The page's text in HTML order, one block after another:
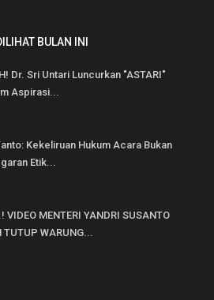
BULAN INI
Dr. Sri Untari Luncurkan "ASTARI"
Aspirasi...
Kekeliruan Hukum Acara Bukan
Etik...
VIDEO MENTERI YANDRI SUSANTO
TUTUP WARUNG...